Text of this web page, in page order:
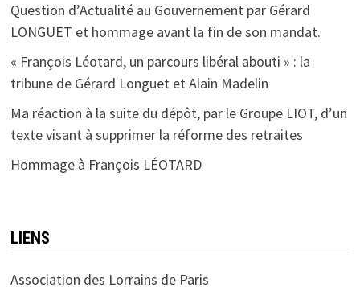
Question d’Actualité au Gouvernement par Gérard
LONGUET et hommage avant la fin de son mandat.
« François Léotard, un parcours libéral abouti » : la
tribune de Gérard Longuet et Alain Madelin
Ma réaction à la suite du dépôt, par le Groupe LIOT, d’un
texte visant à supprimer la réforme des retraites
Hommage à François LÉOTARD
LIENS
Association des Lorrains de Paris